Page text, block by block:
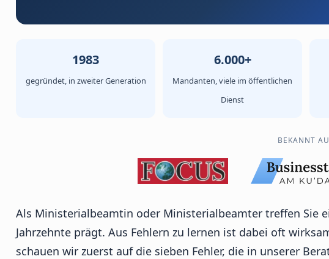
1983
gegründet, in zweiter Generation
6.000+
Mandanten, viele im öffentlichen
Dienst
BEKANNT
Als Ministerialbeamtin oder Ministerialbeamter treffen Sie
Jahrzehnte prägt. Aus Fehlern zu lernen ist dabei oft
schauen wir zuerst auf die sieben Fehler, die in unserer